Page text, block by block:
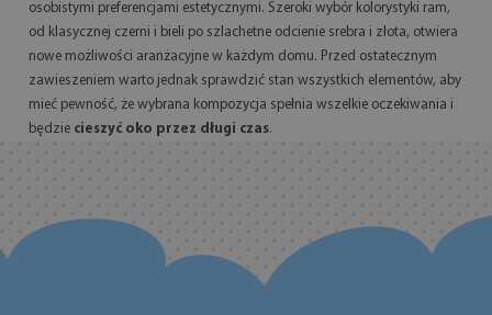
osobistymi preferencjami estetycznymi. Szeroki wybór kolorystyki ram,
od klasycznej czerni i bieli po szlachetne odcienie srebra i złota, otwiera
nowe możliwości aranżacyjne w każdym domu. Przed ostatecznym
zawieszeniem warto jednak sprawdzić stan wszystkich elementów, aby
mieć pewność, że wybrana kompozycja spełnia wszelkie oczekiwania i
będzie cieszyć oko przez długi czas.